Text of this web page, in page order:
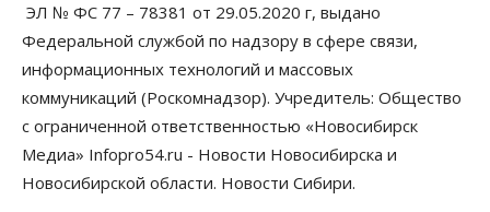
ЭЛ № ФС 77 – 78381 от 29.05.2020 г, выдано
Федеральной службой по надзору в сфере связи,
информационных технологий и массовых
коммуникаций (Роскомнадзор). Учредитель: Общество
с ограниченной ответственностью «Новосибирск
Медиа» Infopro54.ru - Новости Новосибирска и
Новосибирской области. Новости Сибири.